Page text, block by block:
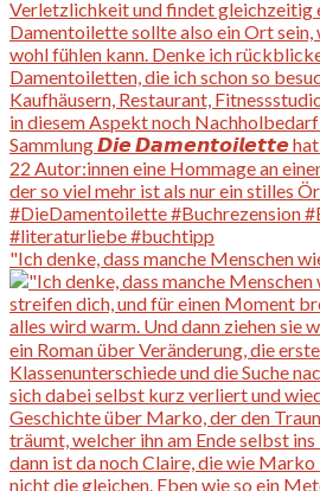
"Ich denke, dass manche Menschen